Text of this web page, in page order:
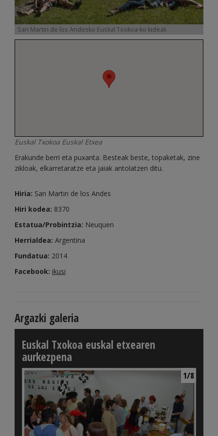
San Martin de los Andesko Euskal Txokoa-ko kideak
Euskal Txokoa Euskal Etxea
Erakunde berri eta puxanta. Besteak beste, topaketak, zine
zikloak, elkarretaratze eta jaiak antolatzen ditu.
Hiria: San Martin de los Andes
Hiri kodea: 8370
Estatua/Probintzia: Neuquen
Herrialdea: Argentina
Fundatua: 2014
Facebook: ikusi
Argazki galeria
Euskal Txokoa euskal etxearen
aurkezpena
1/8